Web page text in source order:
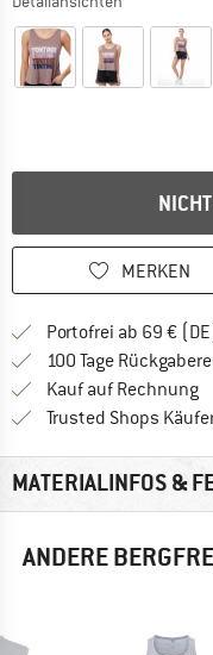
MERKEN
Portofrei ab 69 €
100 Tage
Kauf auf Rechnung
Trusted Shops
MATERIALINFOS &
ANDERE